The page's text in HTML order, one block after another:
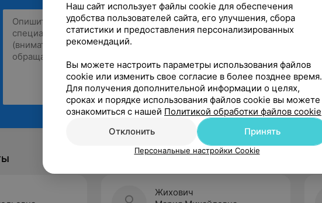
Рекомендую
Жихович
Наш сайт использует файлы cookie для обеспечения
удобства пользователей сайта, его улучшения, сбора
статистики и предоставления персонализированных
рекомендаций.
Вы можете настроить параметры использования файлов
cookie или изменить свое согласие в более позднее время.
Для получения дополнительной информации о целях,
сроках и порядке использования файлов cookie вы можете
ознакомиться с нашей Политикой обработки файлов cookie
Отклонить
Принять
Персональные настройки Cookie